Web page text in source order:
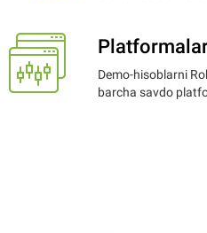
Demo-hisoblarni
barcha savdo